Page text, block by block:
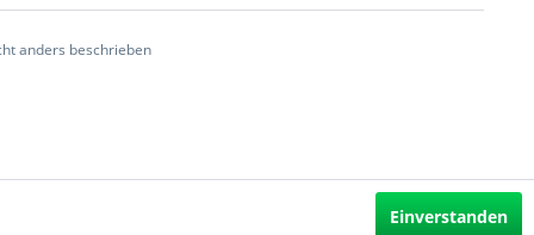
anders beschrieben
Einverstanden